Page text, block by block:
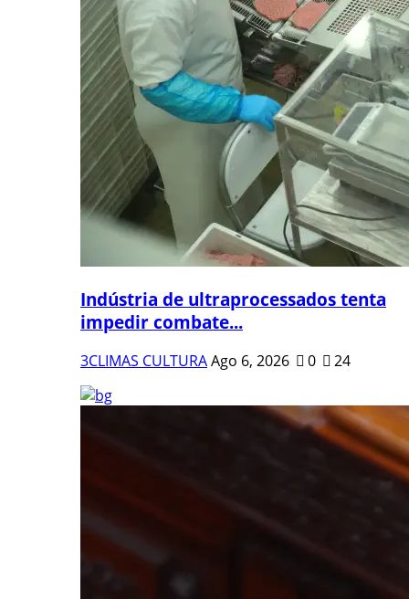
Indústria de ultraprocessados tenta
impedir combate...
3CLIMAS CULTURAAgo 6, 2026 0 24